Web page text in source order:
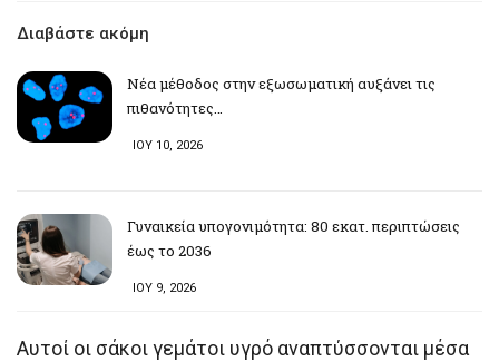
Διαβάστε ακόμη
Νέα μέθοδος στην εξωσωματική αυξάνει τις
πιθανότητες…
ΙΟΥ 10, 2026
Γυναικεία υπογονιμότητα: 80 εκατ. περιπτώσεις
έως το 2036
ΙΟΥ 9, 2026
Αυτοί οι σάκοι γεμάτοι υγρό αναπτύσσονται μέσα